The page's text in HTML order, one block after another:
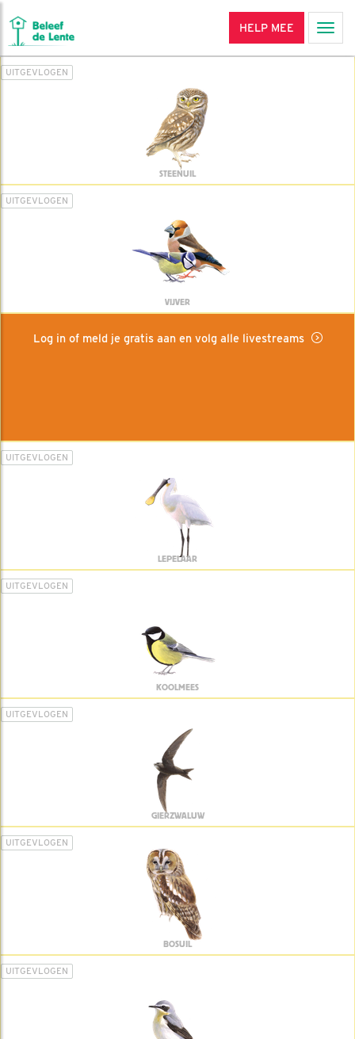
HELP MEE
UITGEVLOGEN
STEENUIL
UITGEVLOGEN
VIJVER
Log in of meld je gratis aan en volg alle livestreams
UITGEVLOGEN
LEPELAAR
UITGEVLOGEN
KOOLMEES
UITGEVLOGEN
GIERZWALUW
UITGEVLOGEN
BOSUIL
UITGEVLOGEN